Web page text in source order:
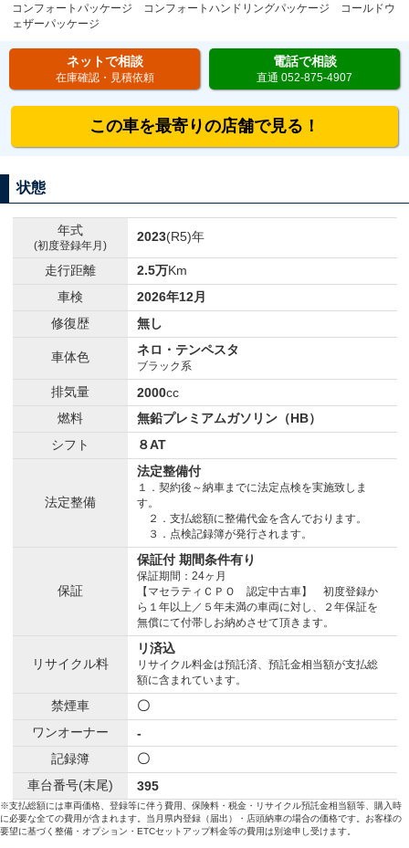
コンフォートパッケージ コンフォートハンドリングパッケージ コールドウ
ェザーパッケージ
ネットで相談
在庫確認・見積依頼
電話で相談
直通 052-875-4907
この車を最寄りの店舗で見る！
状態
年式
(初度登録年月)
2023(R5)年
走行距離 2.5万Km
車検
2026年12月
修復歴
無し
車体色 ネロ・テンペスタ
ブラック系
排気量 2000cc
燃料
無鉛プレミアムガソリン（HB）
シフト
８AT
法定整備
法定整備付
１．契約後～納車までに法定点検を実施致しま
す。
２．支払総額に整備代金を含んでおります。
３．点検記録簿が発行されます。
保証
保証付 期間条件有り
保証期間：24ヶ月
【マセラティＣＰＯ 認定中古車】 初度登録か
ら１年以上／５年未満の車両に対し、２年保証を
無償にて付帯しお納めさせて頂きます。
リサイクル料
リ済込
リサイクル料金は預託済、預託金相当額が支払総
額に含まれています。
禁煙車
〇
ワンオーナー
-
記録簿
〇
車台番号(末尾)
395
※支払総額には車両価格、登録等に伴う費用、保険料・税金・リサイクル預託金相当額等、購入時
に必要な全ての費用が含まれます。当月県内登録（届出）・店頭納車の場合の価格です。お客様の
要望に基づく整備・オプション・ETCセットアップ料金等の費用は別途申し受けます。